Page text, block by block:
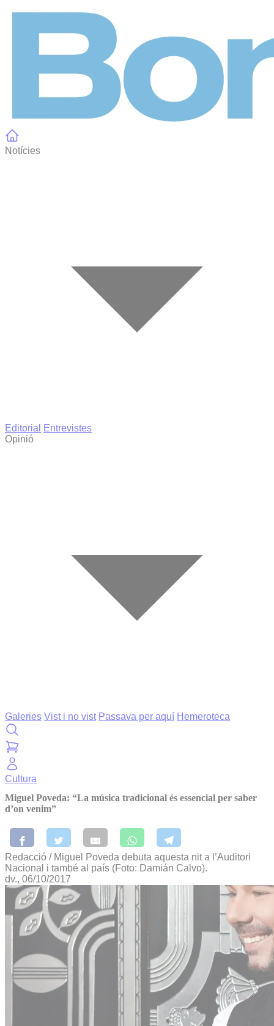
Notícies
Editorial
Entrevistes
Opinió
Galeries Vist i no vist Passava per aquí Hemeroteca
Cultura
Miguel Poveda: “La música tradicional és essencial per saber
d’on venim”
Redacció / Miguel Poveda debuta aquesta nit a l’Auditori
Nacional i també al país (Foto: Damián Calvo).
dv., 06/10/2017